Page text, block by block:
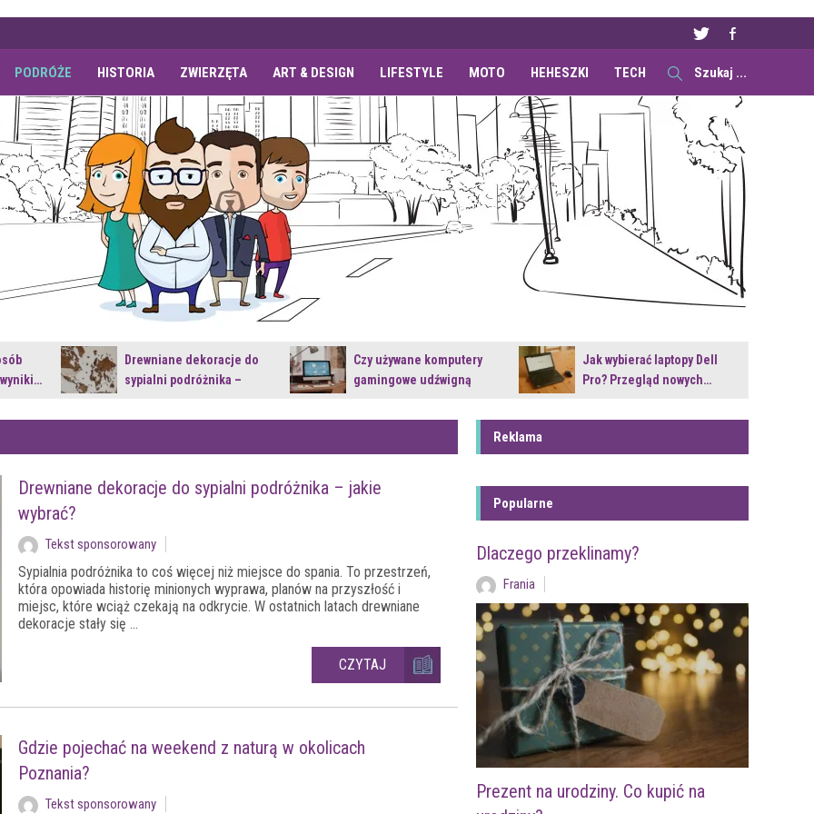
PODRÓŻE HISTORIA ZWIERZĘTA ART & DESIGN LIFESTYLE MOTO HEHESZKI TECH
Drewniane dekoracje do
sypialni podróżnika –
Czy używane komputery
gamingowe udźwigną
Jak wybierać laptopy Dell
Pro? Przegląd nowych…
Drewniane dekoracje do sypialni podróżnika – jakie
wybrać?
Tekst sponsorowany
Sypialnia podróżnika to coś więcej niż miejsce do spania. To przestrzeń,
która opowiada historię minionych wyprawa, planów na przyszłość i
miejsc, które wciąż czekają na odkrycie. W ostatnich latach drewniane
dekoracje stały się ...
CZYTAJ
Gdzie pojechać na weekend z naturą w okolicach
Poznania?
Tekst sponsorowany
Reklama
Popularne
Dlaczego przeklinamy?
Frania
Prezent na urodziny. Co kupić na